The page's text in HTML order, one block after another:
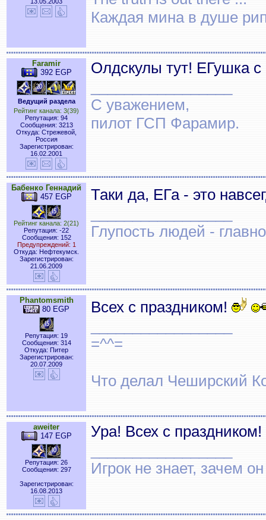
Каждая мина в душе
Faramir
392 EGP
Ведущий раздела
Рейтинг канала: 3(39)
Репутация: 94
Сообщения: 3213
Откуда: Стрежевой,
Россия
Зарегистрирован:
16.02.2001
Олдскулы тут! ЕГушка с
С уважением,
пилот ГСП Фарамир.
Бабенко Геннадий
457 EGP
Рейтинг канала: 2(21)
Репутация: -22
Сообщения: 152
Предупреждений: 1
Откуда: Нефтекумск.
Зарегистрирован:
21.06.2009
Таки да, ЕГа - это
Глупость людей -
Phantomsmith
80 EGP
Репутация: 19
Сообщения: 314
Откуда: Питер
Зарегистрирован:
20.07.2009
Всех с праздником!
=^^=
Что делал Чеширский
aweiter
147 EGP
Репутация: 26
Сообщения: 297
Зарегистрирован:
16.08.2013
Ура! Всех с праздником!
Игрок не знает, зачем